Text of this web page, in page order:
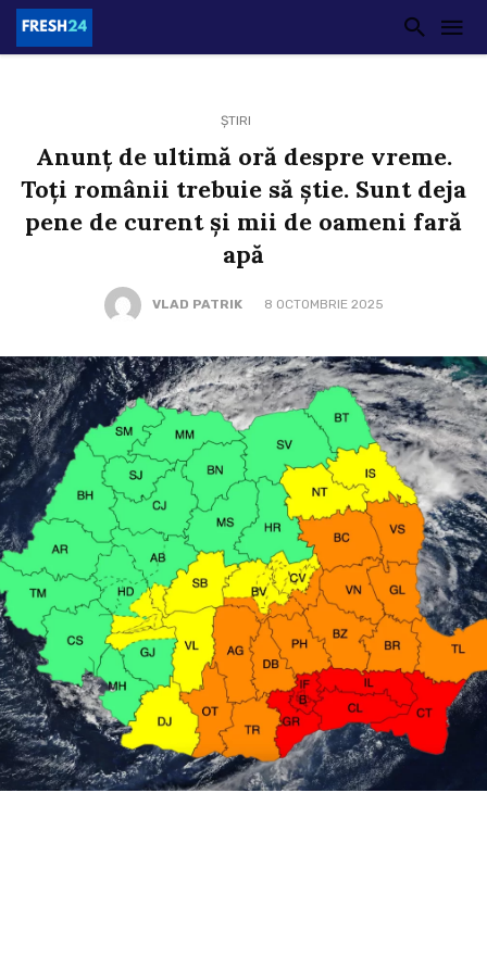
ȘTIRI
Anunț de ultimă oră despre vreme.
Toți românii trebuie să știe. Sunt deja
pene de curent și mii de oameni fară
apă
VLAD PATRIK 8 OCTOMBRIE 2025